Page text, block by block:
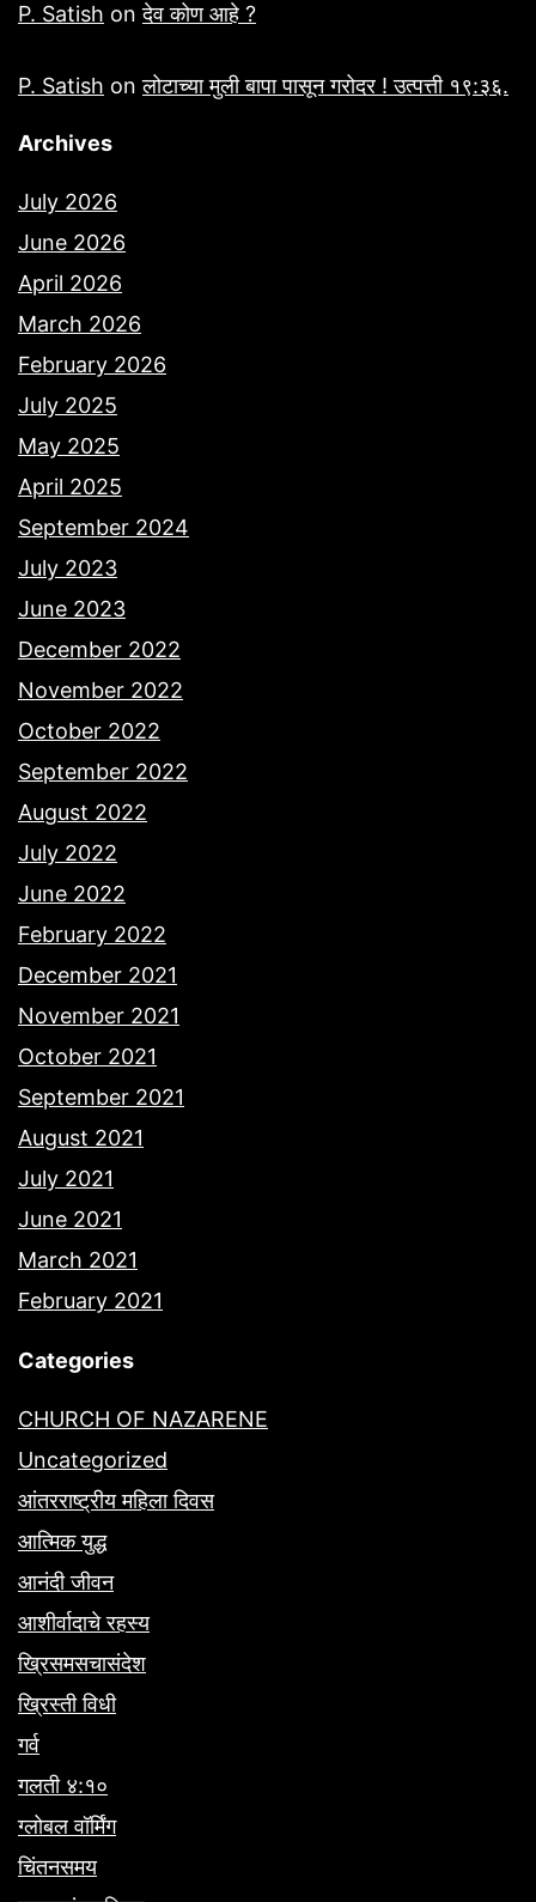
P. Satish onदेव कोण आहे ?
P. Satish onलोटाच्या मुली बापा पासून गरोदर ! उत्पत्ती १९:३६.
Archives
July 2026
June 2026
April 2026
March 2026
February 2026
July 2025
May 2025
April 2025
September 2024
July 2023
June 2023
December 2022
November 2022
October 2022
September 2022
August 2022
July 2022
June 2022
February 2022
December 2021
November 2021
October 2021
September 2021
August 2021
July 2021
June 2021
March 2021
February 2021
Categories
CHURCH OF NAZARENE
Uncategorized
आंतरराष्ट्रीय महिला दिवस
आत्मिक युद्ध
आनंदी जीवन
आशीर्वादाचे रहस्य
ख्रिसमसचासंदेश
ख्रिस्ती विधी
गर्व
गलती ४:१०
ग्लोबल वॉर्मिंग
चिंतनसमय